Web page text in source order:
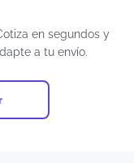
o animales,
billetes de
pirata,
en segundos y
a tu envío.